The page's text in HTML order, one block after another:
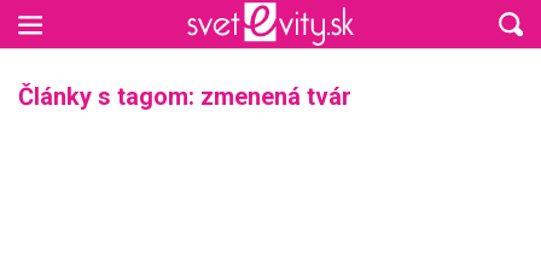
Články s tagom: zmenená tvár